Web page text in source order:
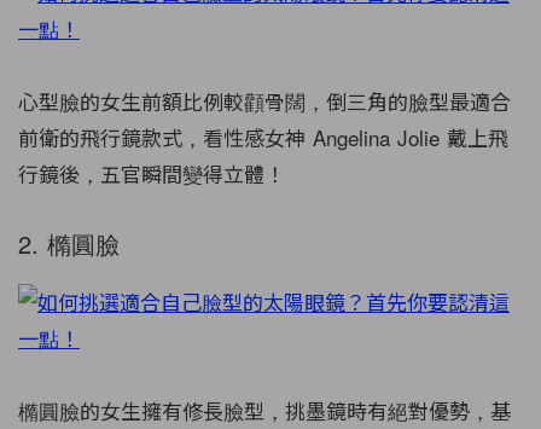
心型臉的女生前額比例較顴骨闊，倒三角的臉型最適合
前衛的飛行鏡款式，看性感女神 Angelina Jolie 戴上飛
行鏡後，五官瞬間變得立體！
2. 橢圓臉
橢圓臉的女生擁有修長臉型，挑墨鏡時有絕對優勢，基